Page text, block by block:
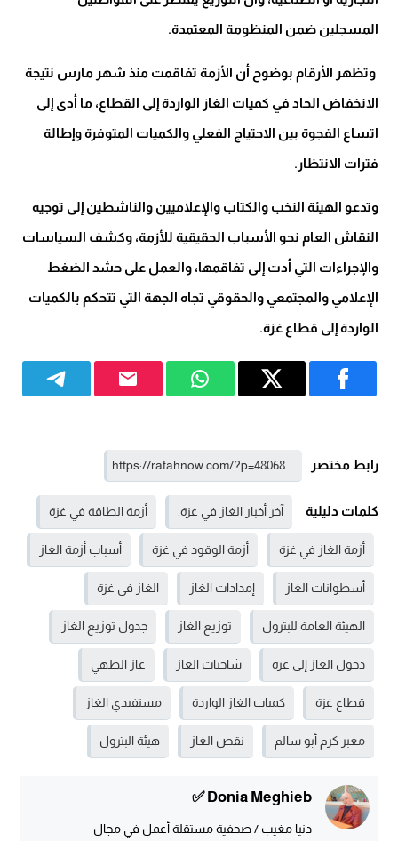
المسجلين ضمن المنظومة المعتمدة.
وتظهر الأرقام بوضوح أن الأزمة تفاقمت منذ شهر مارس نتيجة
الانخفاض الحاد في كميات الغاز الواردة إلى القطاع، ما أدى إلى
اتساع الفجوة بين الاحتياج الفعلي والكميات المتوفرة وإطالة
فترات الانتظار.
وتدعو الهيئة النخب والكتاب والإعلاميين والناشطين إلى توجيه
النقاش العام نحو الأسباب الحقيقية للأزمة، وكشف السياسات
والإجراءات التي أدت إلى تفاقمها، والعمل على حشد الضغط
الإعلامي والمجتمعي والحقوقي تجاه الجهة التي تتحكم بالكميات
الواردة إلى قطاع غزة.
رابط مختصر
كلمات دليلية آخر أخبار الغاز في غزة. أزمة الطاقة في غزة
أزمة الغاز في غزة أزمة الوقود في غزة أسباب أزمة الغاز
أسطوانات الغاز إمدادات الغاز الغاز في غزة
الهيئة العامة للبترول توزيع الغاز جدول توزيع الغاز
دخول الغاز إلى غزة شاحنات الغاز غاز الطهي
قطاع غزة كميات الغاز الواردة مستفيدي الغاز
معبر كرم أبو سالم نقص الغاز هيئة البترول
Donia Meghieb ✅
دنيا مغيب / صحفية مستقلة أعمل في مجال